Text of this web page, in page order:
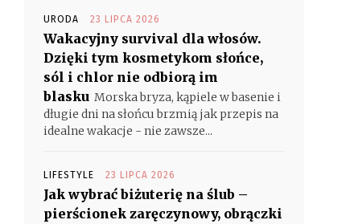
URODA 23 LIPCA 2026
Wakacyjny survival dla włosów.
Dzięki tym kosmetykom słońce,
sól i chlor nie odbiorą im
blasku Morska bryza, kąpiele w basenie i
długie dni na słońcu brzmią jak przepis na
idealne wakacje - nie zawsze...
LIFESTYLE 23 LIPCA 2026
Jak wybrać biżuterię na ślub –
pierścionek zaręczynowy, obrączki